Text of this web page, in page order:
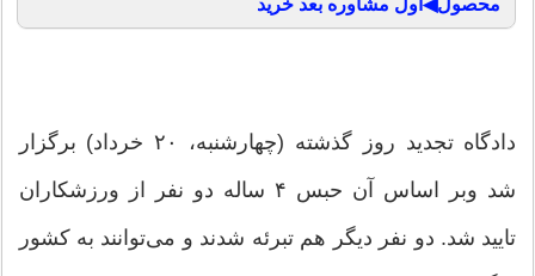
محصول◀اول مشاوره بعد خرید
دادگاه تجدید روز گذشته (چهارشنبه، ۲۰ خرداد) برگزار
شد وبر اساس آن حبس ۴ ساله دو نفر از ورزشکاران
تایید شد. دو نفر دیگر هم تبرئه شدند و می‌توانند به کشور